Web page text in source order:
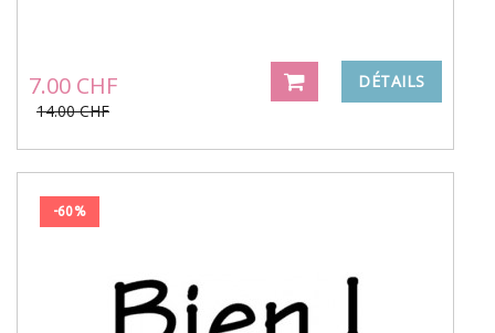
7.00 CHF
14.00 CHF
DÉTAILS
-60%